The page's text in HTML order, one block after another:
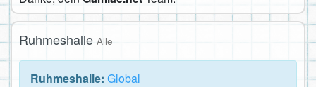
Ruhmeshalle Alle
Ruhmeshalle: Global